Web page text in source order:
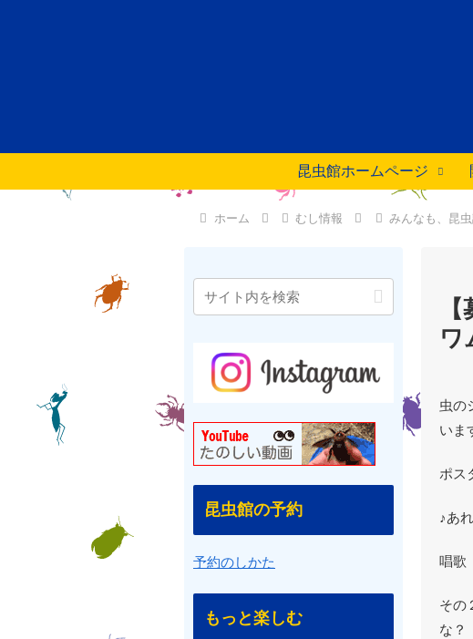
昆虫館ホームページ
ホーム むし情報 みんなも、昆虫
ワ
虫の
いま
ポス
♪あ
唱歌
その
な？
昆虫館の予約
予約のしかた
もっと楽しむ